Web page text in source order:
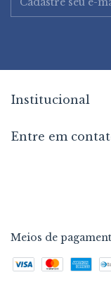
Institucional
Entre em
Meios de